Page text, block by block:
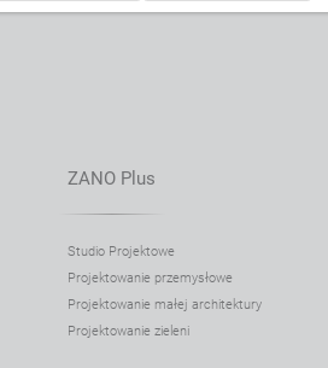
ZANO Plus
Studio Projektowe
Projektowanie przemysłowe
Projektowanie małej architektury
Projektowanie zieleni